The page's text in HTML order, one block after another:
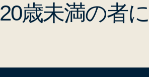
20歳未満の者